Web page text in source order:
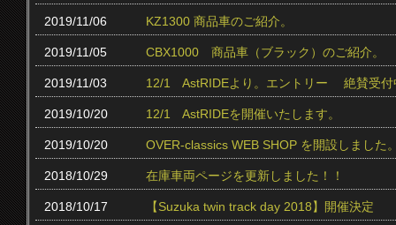
2019/11/06 KZ1300 商品車のご紹介。
2019/11/05 CBX1000 商品車（ブラック）のご紹介。
2019/11/03 12/1 AstRIDEより。エントリー 絶賛受付
2019/10/20 12/1 AstRIDEを開催いたします。
2019/10/20 OVER-classics WEB SHOP を開設しました
2018/10/29 在庫車両ページを更新しました！！
2018/10/17 【Suzuka twin track day 2018】開催決定